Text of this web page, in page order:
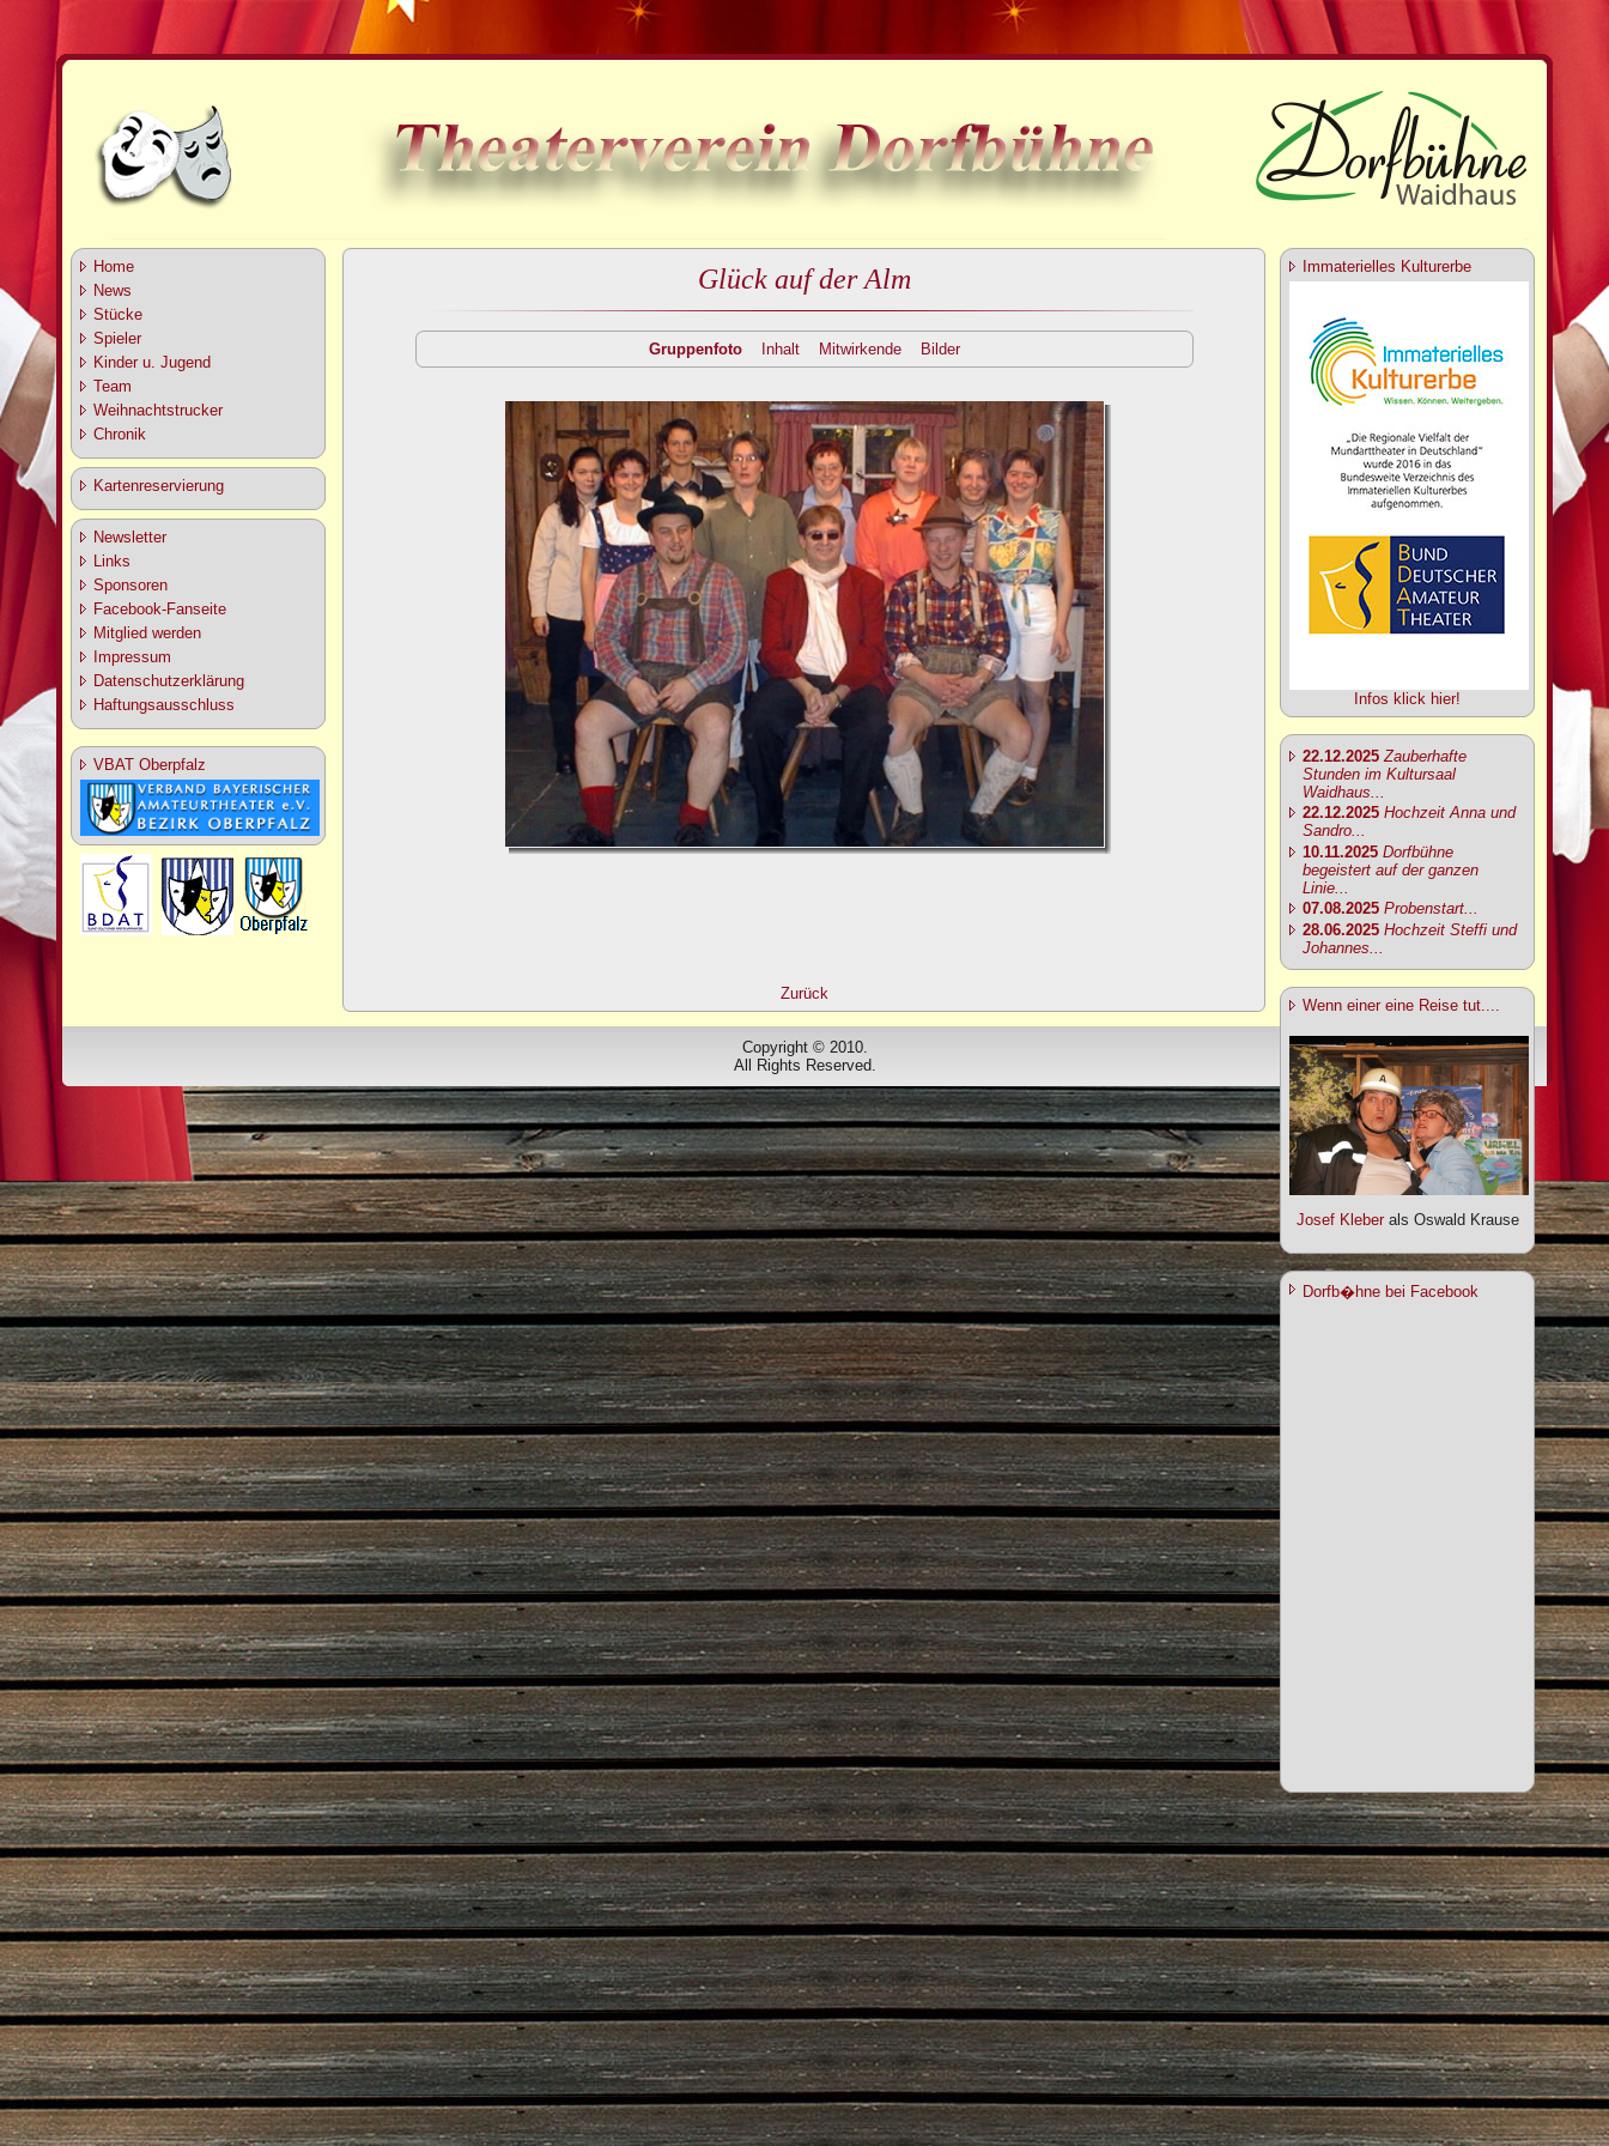
Home
News
Stücke
Spieler
Kinder u. Jugend
Team
Weihnachtstrucker
Chronik
Kartenreservierung
Newsletter
Links
Sponsoren
Facebook-Fanseite
Mitglied werden
Impressum
Datenschutzerklärung
Haftungsausschluss
VBAT Oberpfalz
Glück auf der Alm
Gruppenfoto Inhalt Mitwirkende Bilder
Zurück
Immaterielles Kulturerbe
Infos klick hier!
22.12.2025 Zauberhafte
Stunden im Kultursaal
Waidhaus...
22.12.2025 Hochzeit Anna und
Sandro...
10.11.2025 Dorfbühne
begeistert auf der ganzen
Linie...
07.08.2025 Probenstart...
28.06.2025 Hochzeit Steffi und
Johannes...
Wenn einer eine Reise tut....
Josef Kleberals Oswald Krause
Dorfb�hne bei Facebook
Copyright © 2010.
All Rights Reserved.
Designed by www.dorfbuehne.de